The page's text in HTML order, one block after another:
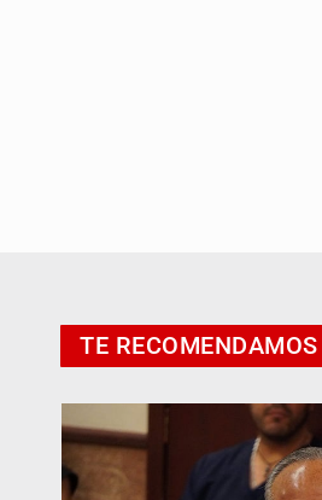
TE RECOMENDAMOS